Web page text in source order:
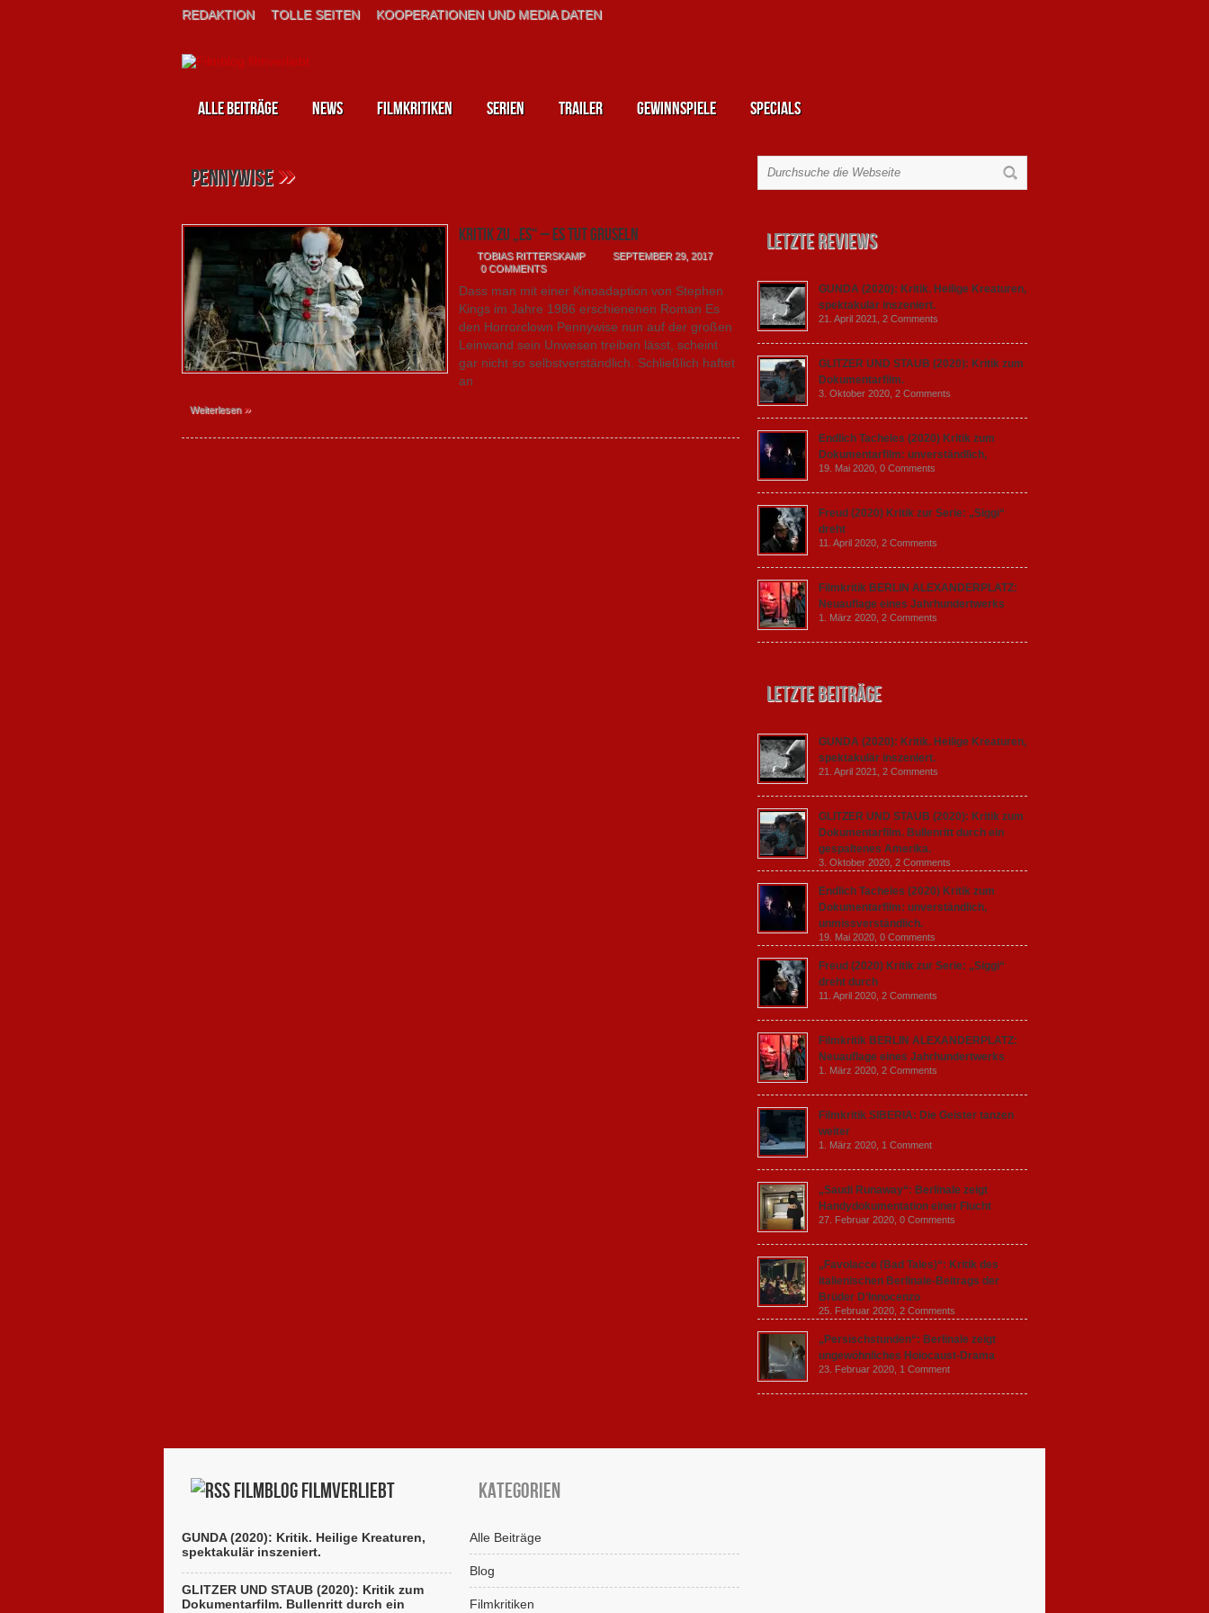
REDAKTION TOLLE SEITEN KOOPERATIONEN UND MEDIA DATEN
Alle Beiträge News Filmkritiken Serien Trailer Gewinnspiele Specials
Pennywise»
Kritik zu „ES“ – Es tut gruseln
TOBIAS RITTERSKAMP
SEPTEMBER 29, 2017
0 COMMENTS
Dass man mit einer Kinoadaption von Stephen
Kings im Jahre 1986 erschienenen Roman Es
den Horrorclown Pennywise nun auf der großen
Leinwand sein Unwesen treiben lässt, scheint
gar nicht so selbstverständlich. Schließlich haftet
an
Weiterlesen »
Letzte Reviews
GUNDA (2020): Kritik. Heilige Kreaturen,
spektakulär inszeniert.
21. April 2021, 2 Comments
GLITZER UND STAUB (2020): Kritik zum
Dokumentarfilm.
3. Oktober 2020, 2 Comments
Endlich Tacheles (2020) Kritik zum
Dokumentarfilm: unverständlich,
19. Mai 2020, 0 Comments
Freud (2020) Kritik zur Serie: „Siggi“
dreht
11. April 2020, 2 Comments
Filmkritik BERLIN ALEXANDERPLATZ:
Neuauflage eines Jahrhundertwerks
1. März 2020, 2 Comments
Letzte Beiträge
GUNDA (2020): Kritik. Heilige Kreaturen,
spektakulär inszeniert.
21. April 2021, 2 Comments
GLITZER UND STAUB (2020): Kritik zum
Dokumentarfilm. Bullenritt durch ein
gespaltenes Amerika.
3. Oktober 2020, 2 Comments
Endlich Tacheles (2020) Kritik zum
Dokumentarfilm: unverständlich,
unmissverständlich.
19. Mai 2020, 0 Comments
Freud (2020) Kritik zur Serie: „Siggi“
dreht durch
11. April 2020, 2 Comments
Filmkritik BERLIN ALEXANDERPLATZ:
Neuauflage eines Jahrhundertwerks
1. März 2020, 2 Comments
Filmkritik SIBERIA: Die Geister tanzen
weiter
1. März 2020, 1 Comment
„Saudi Runaway“: Berlinale zeigt
Handydokumentation einer Flucht
27. Februar 2020, 0 Comments
„Favolacce (Bad Tales)“: Kritik des
italienischen Berlinale-Beitrags der
Brüder D’Innocenzo
25. Februar 2020, 2 Comments
„Persischstunden“: Berlinale zeigt
ungewöhnliches Holocaust-Drama
23. Februar 2020, 1 Comment
Filmblog filmverliebt
GUNDA (2020): Kritik. Heilige Kreaturen,
spektakulär inszeniert.
GLITZER UND STAUB (2020): Kritik zum
Dokumentarfilm. Bullenritt durch ein
Kategorien
Alle Beiträge
Blog
Filmkritiken